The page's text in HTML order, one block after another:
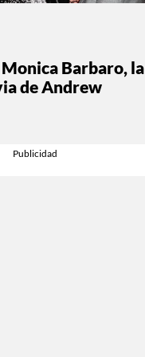
Barbaro, la
de Andrew